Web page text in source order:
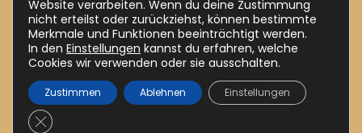
ImpressumDatenschutz (DSGVO)
Website verarbeiten. Wenn du deine Zustimmung
nicht erteilst oder zurückziehst, können bestimmte
Merkmale und Funktionen beeinträchtigt werden.
In den Einstellungen kannst du erfahren, welche
Cookies wir verwenden oder sie ausschalten.
Zustimmen Ablehnen Einstellungen
GDPR Cookie-Banner schließen